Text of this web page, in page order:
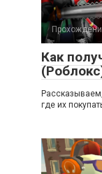
Как
где их